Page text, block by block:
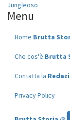
Jungleoso
Menu
Home Brutta
Che cos'è Brutta
Contatta la
Privacy Policy